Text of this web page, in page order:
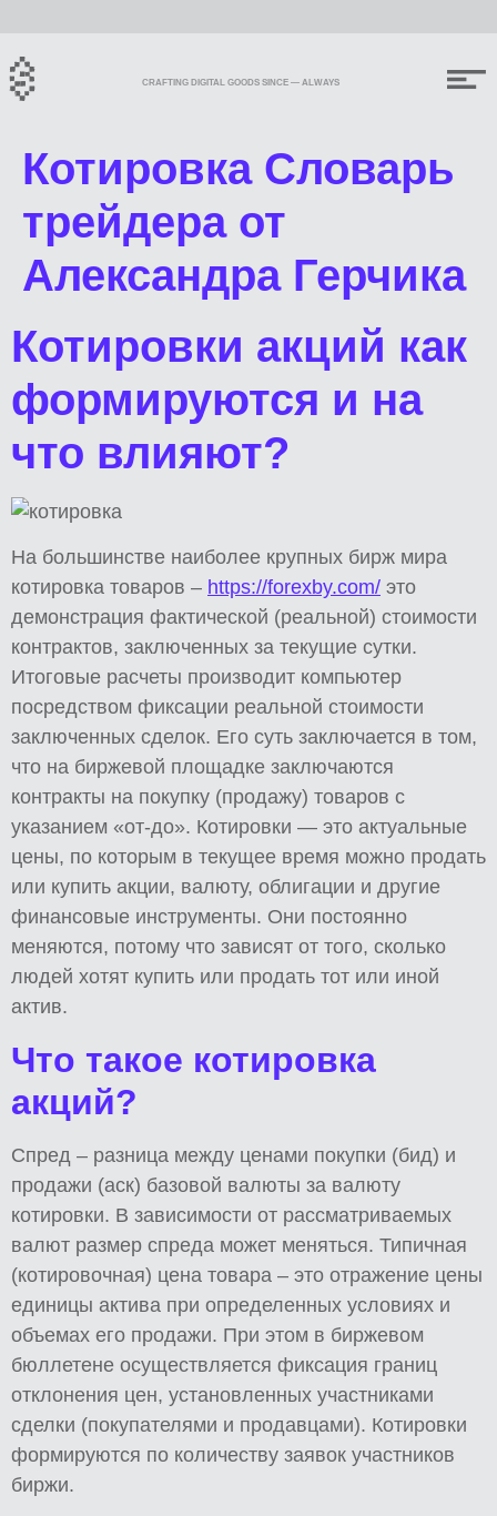
CRAFTING DIGITAL GOODS SINCE — ALWAYS
Котировка Словарь
трейдера от
Александра Герчика
Котировки акций как
формируются и на
что влияют?
На большинстве наиболее крупных бирж мира
котировка товаров – https://forexby.com/ это
демонстрация фактической (реальной) стоимости
контрактов, заключенных за текущие сутки.
Итоговые расчеты производит компьютер
посредством фиксации реальной стоимости
заключенных сделок. Его суть заключается в том,
что на биржевой площадке заключаются
контракты на покупку (продажу) товаров с
указанием «от-до». Котировки — это актуальные
цены, по которым в текущее время можно продать
или купить акции, валюту, облигации и другие
финансовые инструменты. Они постоянно
меняются, потому что зависят от того, сколько
людей хотят купить или продать тот или иной
актив.
Что такое котировка
акций?
Спред – разница между ценами покупки (бид) и
продажи (аск) базовой валюты за валюту
котировки. В зависимости от рассматриваемых
валют размер спреда может меняться. Типичная
(котировочная) цена товара – это отражение цены
единицы актива при определенных условиях и
объемах его продажи. При этом в биржевом
бюллетене осуществляется фиксация границ
отклонения цен, установленных участниками
сделки (покупателями и продавцами). Котировки
формируются по количеству заявок участников
биржи.